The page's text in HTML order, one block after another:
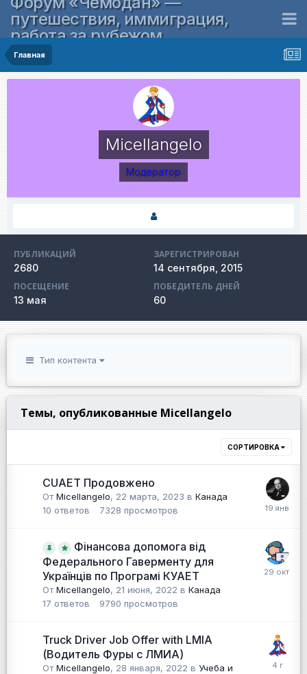
путешествия, иммиграция,
работа за рубежом
Главная
Micellangelo
Модератор
ПУБЛИКАЦИЙ
2680
ЗАРЕГИСТРИРОВАН
14 сентября, 2015
ПОСЕЩЕНИЕ
13 мая
ПОБЕДИТЕЛЬ ДНЕЙ
60
Тип контента
Темы, опубликованные Micellangelo
СОРТИРОВКА
CUAET Продовжено
ОтMicellangelo, 22 марта, 2023 в Канада
10 ответов 7328 просмотров
Фінансова допомога від
Федерального Гаверменту для
Українців по Програмі КУАЕТ
ОтMicellangelo, 21 июня, 2022 в Канада
17 ответов 9790 просмотров
Truck Driver Job Offer with LMIA
(Водитель Фуры с ЛМИА)
ОтMicellangelo, 28 января, 2022 в Учеба и